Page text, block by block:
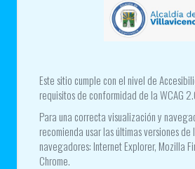
Este sitio cumple con el nivel de
requisitos de conformidad de la WCAG
Para una correcta visualización y
recomienda usar las últimas versiones de
navegadores: Internet Explorer, Mozilla
Chrome.